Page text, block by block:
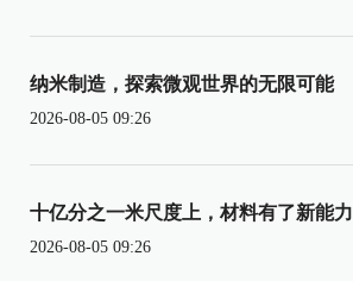
纳米制造，探索微观世界的无限可能
2026-08-05 09:26
十亿分之一米尺度上，材料有了新能力
2026-08-05 09:26